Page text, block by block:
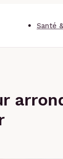
Santé